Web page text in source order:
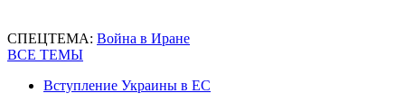
СПЕЦТЕМА: Война в Иране
ВСЕ ТЕМЫ
Вступление Украины в ЕС